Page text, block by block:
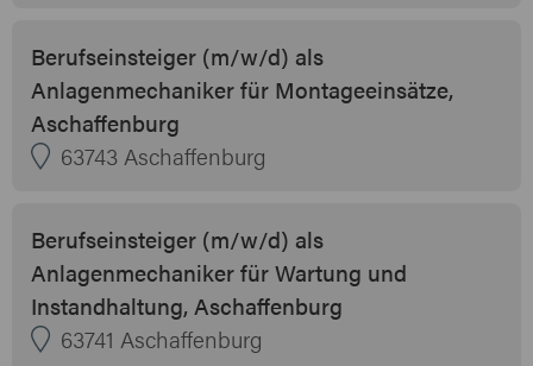
Berufseinsteiger (m/w/d) als
Anlagenmechaniker für Montageeinsätze,
Aschaffenburg
63743 Aschaffenburg
Berufseinsteiger (m/w/d) als
Anlagenmechaniker für Wartung und
Instandhaltung, Aschaffenburg
63741 Aschaffenburg